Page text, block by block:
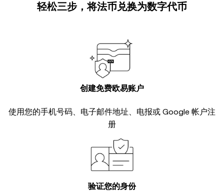
轻松三步，将法币兑换为数字代币
创建免费欧易账户
使用您的手机号码、电子邮件地址、电报或 Google 帐户注
册
验证您的身份